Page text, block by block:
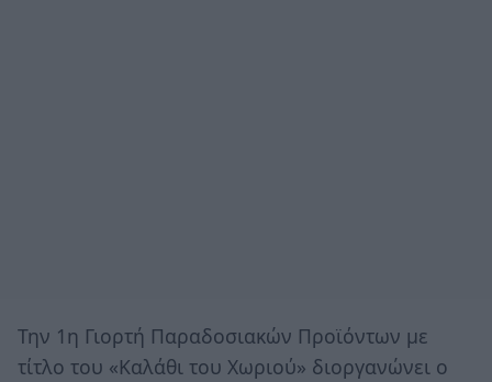
Την 1η Γιορτή Παραδοσιακών Προϊόντων με
τίτλο του «Καλάθι του Χωριού» διοργανώνει ο